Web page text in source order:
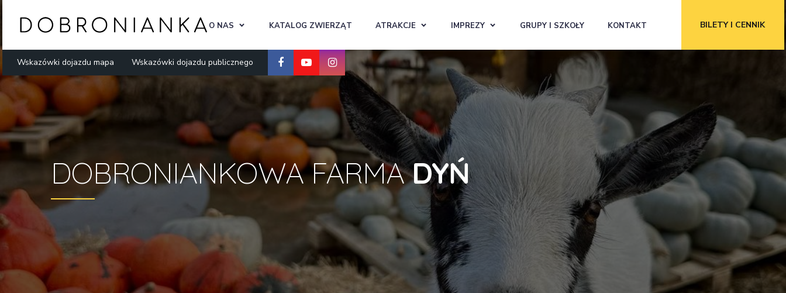
O NAS KATALOG ZWIERZĄT ATRAKCJE IMPREZY GRUPY I SZKOŁY KONTAKT BILETY I CENNIK
Wskazówki dojazdu mapa Wskazówki dojazdu publicznego
DOBRONIANKOWA FARMADYŃ